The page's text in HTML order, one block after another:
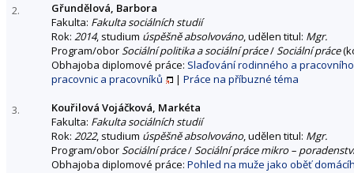
2.
Gřundělová, Barbora
Fakulta: Fakulta sociálních studií
Rok: 2014, studium úspěšně absolvováno, udělen titul: Mgr.
Program/oborSociální politika a sociální práce/Sociální práce
Obhajoba diplomové práce: Slaďování rodinného a
pracovnic a pracovníků
| Práce na příbuzné téma
3.
Kouřilová Vojáčková, Markéta
Fakulta: Fakulta sociálních studií
Rok: 2022, studium úspěšně absolvováno, udělen titul: Mgr.
Program/oborSociální práce/Sociální práce mikro – poradenství
Obhajoba diplomové práce: Pohled na muže jako oběť